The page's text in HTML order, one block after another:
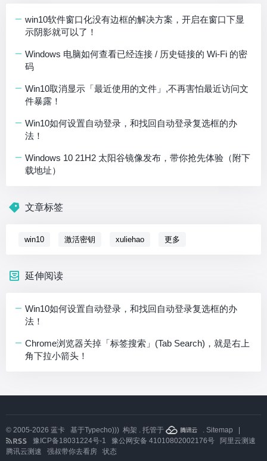
win10软件窗口化没有边框的解决方案，开启在窗口下显
示阴影就可以了！
Windows 电脑如何查看已经连接 / 历史链接的 Wi-Fi 的密
码
Win10取消显示「最近使用的文件」,不再害怕最近访问文
件暴露！
Win10如何设置自动登录，和找回自动登录复选框的办
法！
Windows 10 21H2 太阳谷镜像发布，带你抢先体验（附下
载地址）
文章标签
win10 激活密钥 xuliehao 更多
延伸阅读
Win10如何设置自动登录，和找回自动登录复选框的办
法！
Chrome浏览器关掉「标签搜索」(Tab Search)，就是右上
角下拉小箭头！
© 2005-2026 蓝卡 基于Typecho))) 构架 . 托管于 Sitemap
|
豫ICP备18031224号-1
豫公网安备 41010802002176号
阿里云测速
腾讯云测速
强叔带你去看房 状态